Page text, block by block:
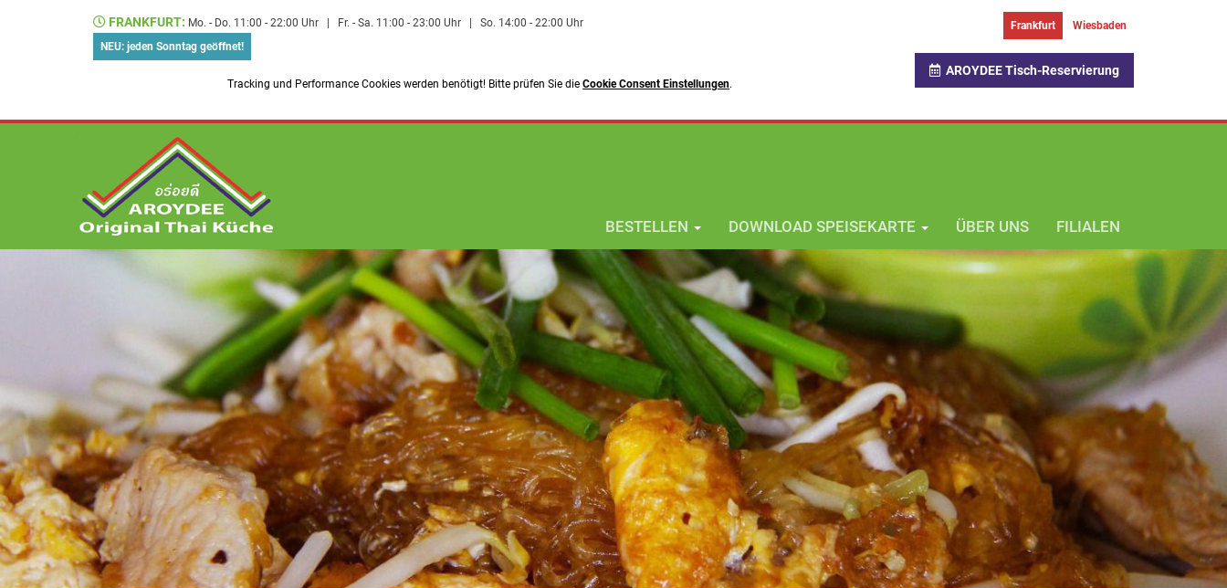
FRANKFURT: Mo. - Do. 11:00 - 22:00 Uhr Fr. - Sa. 11:00 - 23:00 Uhr
So. 14:00 - 22:00 Uhr
NEU: jeden Sonntag geöffnet!
Tracking und Performance Cookies werden benötigt! Bitte prüfen Sie dieCookie Consent Einstellungen.
Frankfurt Wiesbaden
AROYDEE Tisch-Reservierung
BESTELLEN DOWNLOAD SPEISEKARTE ÜBER UNS FILIALEN